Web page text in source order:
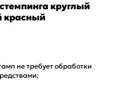
круглый
красный
не требует обработки